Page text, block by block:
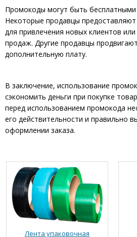
Промокоды могут быть
Некоторые продавцы
для привлечения новых клиентов
продаж. Другие продавцы
дополнительную плату.
В заключение, использование
сэкономить деньги при покупке
перед использованием промокода
его действительности и правильно
оформлении заказа.
Лента упаковочная